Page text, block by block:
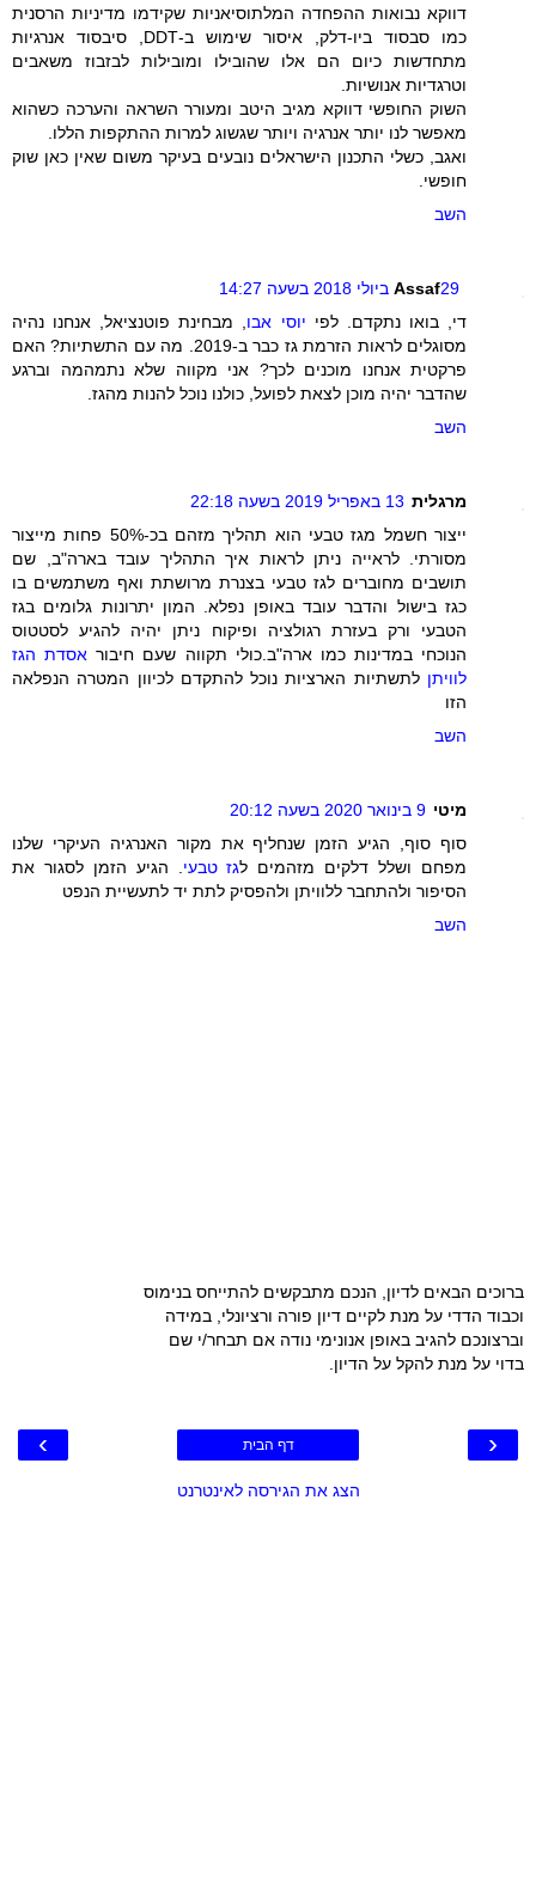
דווקא נבואות ההפחדה המלתוסיאניות שקידמו מדיניות הרסנית
כמו סבסוד ביו-דלק, איסור שימוש ב-DDT, סיבסוד אנרגיות
מתחדשות כיום הם אלו שהובילו ומובילות לבזבוז משאבים
וטרגדיות אנושיות.
השוק החופשי דווקא מגיב היטב ומעורר השראה והערכה כשהוא
מאפשר לנו יותר אנרגיה ויותר שגשוג למרות ההתקפות הללו.
ואגב, כשלי התכנון הישראלים נובעים בעיקר משום שאין כאן שוק
חופשי.
השב
Assaf29 ביולי 2018 בשעה 14:27
די, בואו נתקדם. לפי יוסי אבו , מבחינת פוטנציאל, אנחנו נהיה
מסוגלים לראות הזרמת גז כבר ב-2019. מה עם התשתיות? האם
פרקטית אנחנו מוכנים לכך? אני מקווה שלא נתמהמה וברגע
שהדבר יהיה מוכן לצאת לפועל, כולנו נוכל להנות מהגז.
השב
מרגלית 13 באפריל 2019 בשעה 22:18
ייצור חשמל מגז טבעי הוא תהליך מזהם בכ-50% פחות מייצור
מסורתי. לראייה ניתן לראות איך התהליך עובד בארה"ב, שם
תושבים מחוברים לגז טבעי בצנרת מרושתת ואף משתמשים בו
כגז בישול והדבר עובד באופן נפלא. המון יתרונות גלומים בגז
הטבעי ורק בעזרת רגולציה ופיקוח ניתן יהיה להגיע לסטטוס
הנוכחי במדינות כמו ארה"ב.כולי תקווה שעם חיבור אסדת הגז
לוויתן לתשתיות הארציות נוכל להתקדם לכיוון המטרה הנפלאה
הזו
השב
מיטי 9 בינואר 2020 בשעה 20:12
סוף סוף, הגיע הזמן שנחליף את מקור האנרגיה העיקרי שלנו
מפחם ושלל דלקים מזהמים לגז טבעי . הגיע הזמן לסגור את
הסיפור ולהתחבר ללוויתן ולהפסיק לתת יד לתעשיית הנפט
השב
ברוכים הבאים לדיון, הנכם מתבקשים להתייחס בנימוס
וכבוד הדדי על מנת לקיים דיון פורה ורציונלי, במידה
וברצונכם להגיב באופן אנונימי נודה אם תבחר/י שם
בדוי על מנת להקל על הדיון.
‹
› דף הבית
הצג את הגירסה לאינטרנט